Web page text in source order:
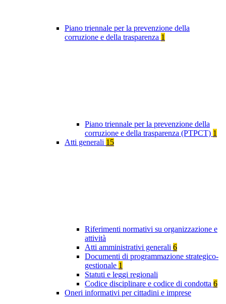
Piano triennale per la prevenzione della
corruzione e della trasparenza 1
Piano triennale per la prevenzione della
corruzione e della trasparenza (PTPCT) 1
Atti generali 15
Riferimenti normativi su organizzazione e
attività
Atti amministrativi generali 6
Documenti di programmazione strategico-
gestionale 1
Statuti e leggi regionali
Codice disciplinare e codice di condotta 6
Oneri informativi per cittadini e imprese